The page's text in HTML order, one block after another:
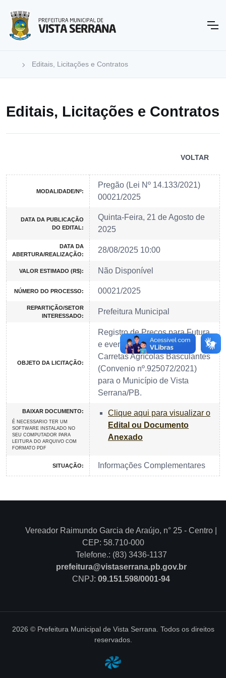
Editais, Licitações e Contratos
Editais, Licitações e Contratos
VOLTAR
MODALIDADE/Nº:
Pregão (Lei Nº 14.133/2021)
00021/2025
DATA DA PUBLICAÇÃO
DO EDITAL:
Quinta-Feira, 21 de Agosto de
2025
DATA DA
ABERTURA/REALIZAÇÃO:
28/08/2025 10:00
VALOR ESTIMADO (R$): Não Disponível
NÚMERO DO PROCESSO: 00021/2025
REPARTIÇÃO/SETOR
INTERESSADO:
Prefeitura Municipal
OBJETO DA LICITAÇÃO:
Registro de Preços para Futura
e eventual Aquisição de
Carretas Agrícolas Basculantes
(Convenio nº.925072/2021)
para o Município de Vista
Serrana/PB.
BAIXAR DOCUMENTO:
É NECESSARIO TER UM
SOFTWARE INSTALADO NO
SEU COMPUTADOR PARA
LEITURA DO ARQUIVO COM
FORMATO PDF
Clique aqui para visualizar o
Edital ou Documento
Anexado
SITUAÇÃO: Informações Complementares
Vereador Raimundo Garcia de Araújo, n° 25 - Centro |
CEP: 58.710-000
Telefone.: (83) 3436-1137
prefeitura@vistaserrana.pb.gov.br
CNPJ: 09.151.598/0001-94
2026 © Prefeitura Municipal de Vista Serrana. Todos os direitos
reservados.